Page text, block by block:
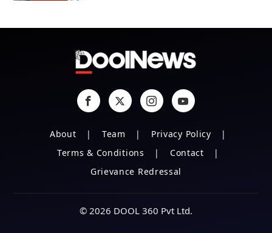
About Team
Privacy Policy
Terms & Conditions
Contact
Grievance Redressal
© 2026 DOOL 360 Pvt Ltd.